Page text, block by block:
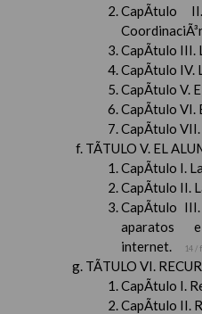
CapÃ­tulo
CapÃ­tulo III.
CapÃ­tulo IV.
CapÃ­tulo V.
CapÃ­tulo VI.
CapÃ­tulo VII.
TÃTULO V. EL
CapÃ­tulo I.
CapÃ­tulo II.
CapÃ­tulo
aparatos
internet.
14 /
TÃTULO VI.
CapÃ­tulo I.
CapÃ­tulo II.